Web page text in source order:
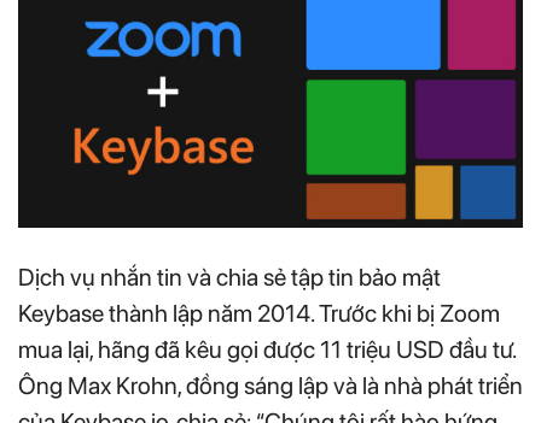
Dịch vụ nhắn tin và chia sẻ tập tin bảo mật
Keybase thành lập năm 2014. Trước khi bị Zoom
mua lại, hãng đã kêu gọi được 11 triệu USD đầu tư.
Ông Max Krohn, đồng sáng lập và là nhà phát triển